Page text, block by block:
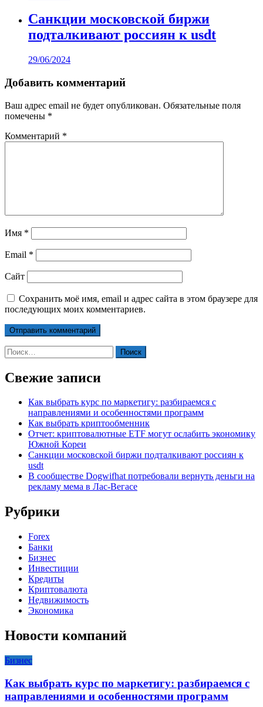
Санкции московской биржи
подталкивают россиян к usdt
29/06/2024
Добавить комментарий
Ваш адрес email не будет опубликован. Обязательные поля
помечены *
Комментарий *
Имя *
Email *
Сайт
Сохранить моё имя, email и адрес сайта в этом браузере для
последующих моих комментариев.
Найти:
Свежие записи
Как выбрать курс по маркетигу: разбираемся с
направлениями и особенностями программ
Как выбрать криптообменник
Отчет: криптовалютные ETF могут ослабить экономику
Южной Кореи
Санкции московской биржи подталкивают россиян к
usdt
В сообществе Dogwifhat потребовали вернуть деньги на
рекламу мема в Лас-Вегасе
Рубрики
Forex
Банки
Бизнес
Инвестиции
Кредиты
Криптовалюта
Недвижимость
Экономика
Новости компаний
Бизнес
Как выбрать курс по маркетигу: разбираемся с
направлениями и особенностями программ